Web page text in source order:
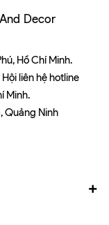
Decor
Hồ Chí Minh.
liên hệ hotline
Minh.
Quảng Ninh